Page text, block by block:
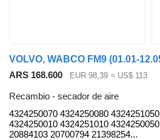
ARS 168.600 EUR 98,39 ≈ US$ 113
Recambio - secador de aire
4324250070 4324250080 4324251050
4324250010 4324251010 4324250050
20884103 20700794 21398254...